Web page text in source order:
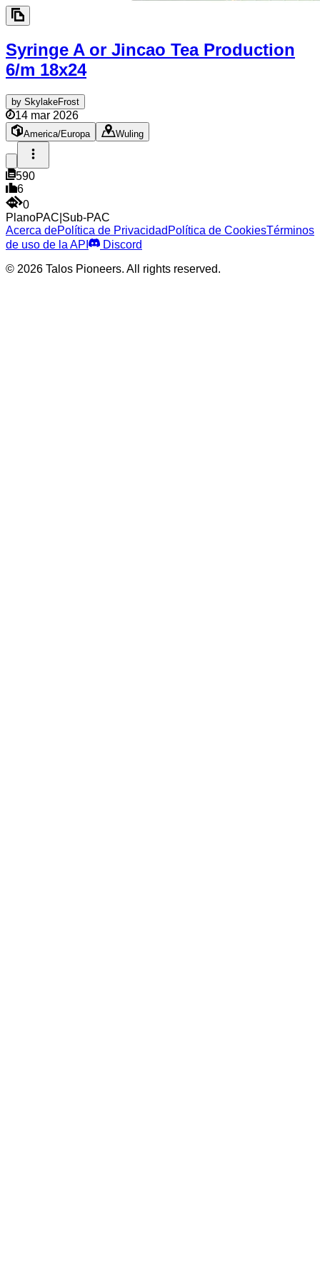
Syringe A or Jincao Tea Production
6/m 18x24
by SkylakeFrost
14 mar 2026
America/Europa Wuling
590
6
0
PlanoPAC Sub-PAC
Acerca dePolítica de Privacidad Política de CookiesTérminos
de uso de la API
Discord
© 2026 Talos Pioneers. All rights reserved.